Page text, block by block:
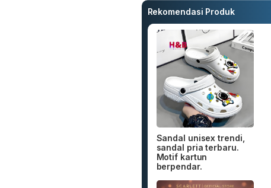
Rekomendasi Produk
Sandal unisex trendi,
sandal pria terbaru.
Motif kartun
berpendar.